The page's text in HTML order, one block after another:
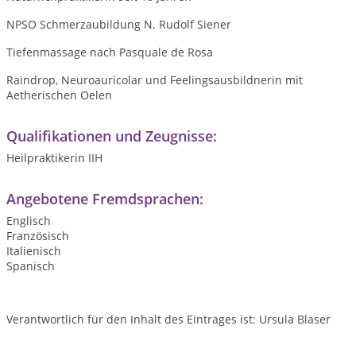
NPSO Schmerzaubildung N. Rudolf Siener
Tiefenmassage nach Pasquale de Rosa
Raindrop, Neuroauricolar und Feelingsausbildnerin mit
Aetherischen Oelen
Qualifikationen und Zeugnisse:
Heilpraktikerin IIH
Angebotene Fremdsprachen:
Englisch
Französisch
Italienisch
Spanisch
Verantwortlich für den Inhalt des Eintrages ist: Ursula Blaser